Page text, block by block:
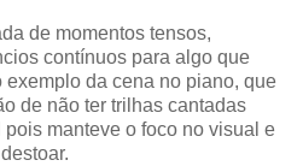
de momentos tensos,
contínuos para algo que
da cena no piano, que
de não ter trilhas cantadas
manteve o foco no visual e